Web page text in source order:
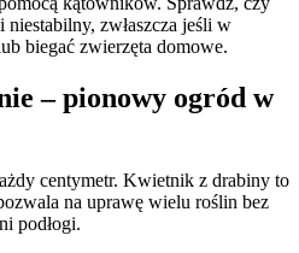
niestabilny, zwłaszcza jeśli w
biegać zwierzęta domowe.
– pionowy ogród w
centymetr. Kwietnik z drabiny to
na uprawę wielu roślin bez
podłogi.